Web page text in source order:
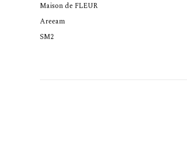
Maison de FLEUR
Areeam
SM2